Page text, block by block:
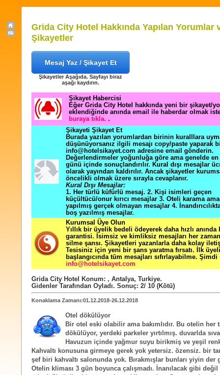
Grida City Hotel Hakkında Yapılan Yorumlar
Şikayetler
Mesaj Yaz / Şikayet Et
Şikayetler Aşağıda. Sayfayı biraz
aşağı kaydırın.
Şikayet Habercisi
Eğer Grida City Hotel hakkında yeni bir şikayet/
eklendiğinde anında email ile haberdar olmak
buraya tıkla. .
Şikayeti Şikayet Et
Burada yazılan yorumlardan birinin kuralllara
düşünüyorsanız ilgili mesajı copy/paste yaparak
info@hotelsikayet.com adresine email gönderin.
Değerlendirmeler yoğunluğa göre ama genelde
günü içinde sonuçlandırılır. Kural dışı mesajlar
olarak yayından kaldırılır. Ancak şikayetler
öncelikli olmak üzere sırayla cevaplanır.
Kural Dışı Mesajlar:
1. Her türlü küfürlü mesaj. 2. Kişi isimleri geçen
küçültücü/onur kırıcı mesajlar 3. Oteli karama
yapılmış gerçek olmayan mesajlar 4.
boş yazılmış mesajlar.
Kurumsal Üye Olun
Yıllık bir üyelik bedeli ödeyerek daha hızlı
garantisi. İsimsiz ve kimliksiz mesajları her zaman
silme şansı. Şikayetleri yazanlarla daha kolay
Tesisiniz için yeni bir şans yaratma fırsatı. İlk
başlangıcında tüm mesajları sıfırlayabilme. Şimdi
info@hotelsikayet.com
Grida City Hotel Konum: , Antalya, Turkiye.
Gidenler Tarafından Oyladı. Sonuç: 2/ 10 (Kötü)
Konaklama Zamanı:01.12.2018-26.12.2018
Otel dökülüyor
Bir otel eski olabilir ama bakımlıdır. Bu otelin her
dökülüyor, yerdeki parkeler yırtılmış. duvarlda
Havuzun içinde yağmur suyu birikmiş ve yeşil renk
Kahvaltı konusuna girmeye gerek yok yetersiz. özensiz. bir
şef biri kahvaltı salonunda yok. Bırakmışlar bunları yiyin der
Otelin kliması 3 gün boyunca çalışmadı. İnanılacak gibi